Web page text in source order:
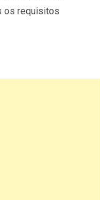
os requisitos